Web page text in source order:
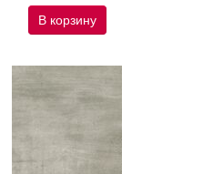
В корзину